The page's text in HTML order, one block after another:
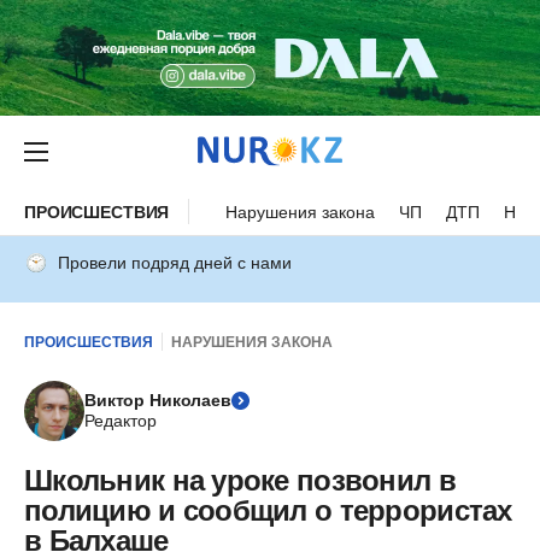
ПРОИСШЕСТВИЯ Нарушения закона ЧП ДТП
Провели подряд дней с нами
ПРОИСШЕСТВИЯ НАРУШЕНИЯ ЗАКОНА
Виктор Николаев
Редактор
Школьник на уроке позвонил в
полицию и сообщил о террористах
в Балхаше